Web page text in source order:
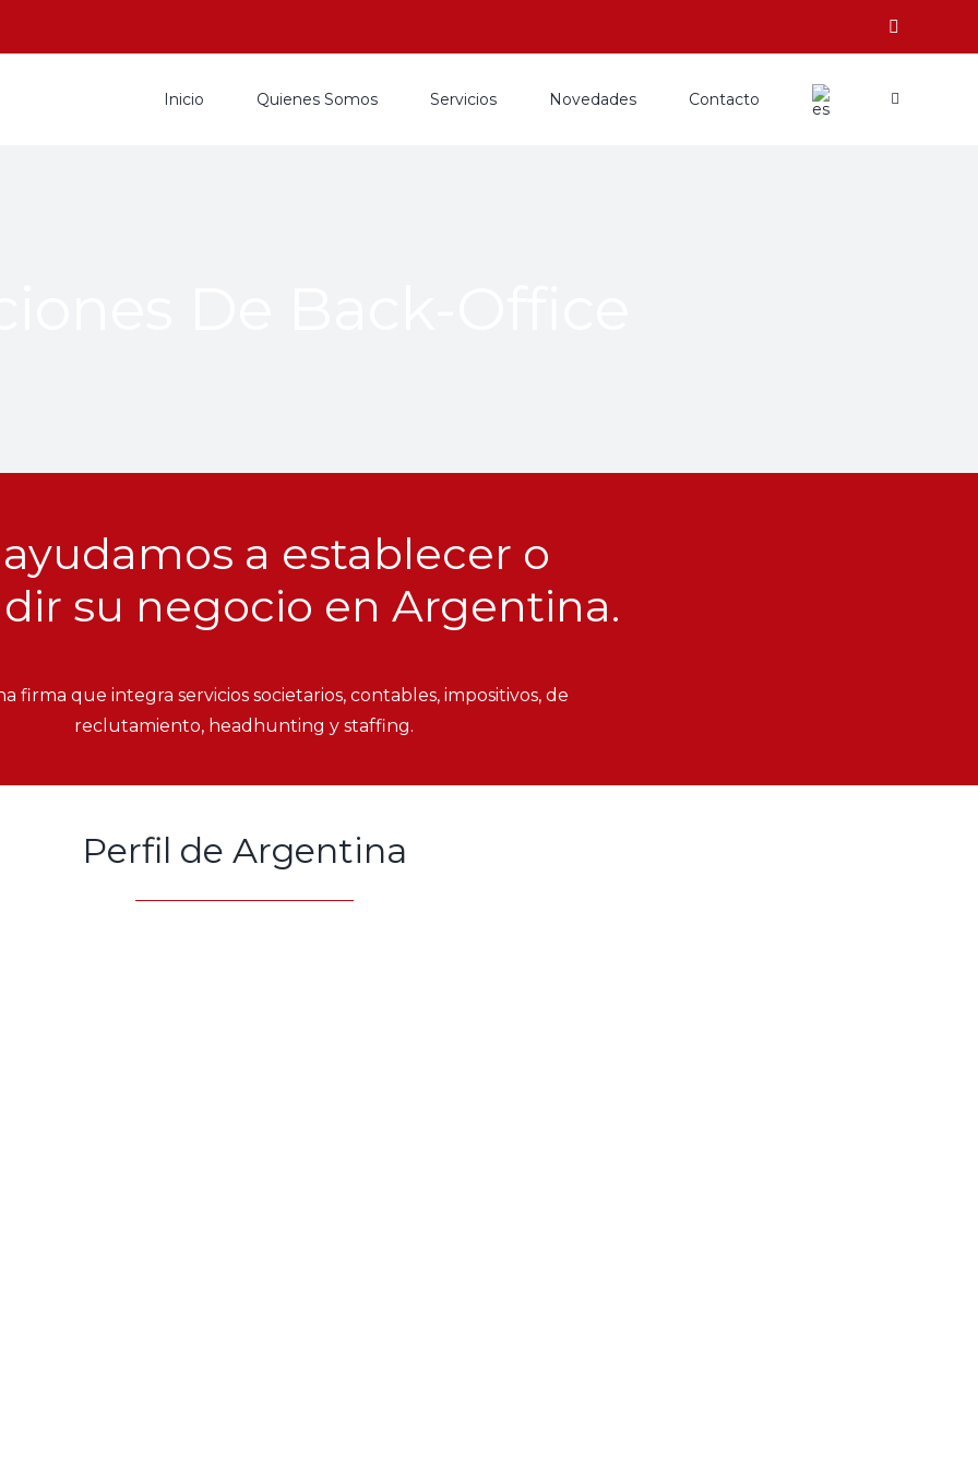
Inicio Quienes Somos Servicios Novedades Contacto
a establecer o
su negocio en Argentina.
firma que integra servicios societarios, contables, impositivos, de
reclutamiento, headhunting y staffing.
Perfil de Argentina